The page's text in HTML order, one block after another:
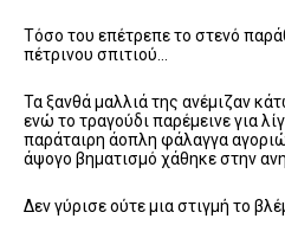
Τόσο του επέτρεπε το στενό
πέτρινου σπιτιού…
Τα ξανθά μαλλιά της ανέμιζαν
ενώ το τραγούδι παρέμεινε για
παράταιρη άοπλη φάλαγγα
άψογο βηματισμό χάθηκε στην
Δεν γύρισε ούτε μια στιγμή το